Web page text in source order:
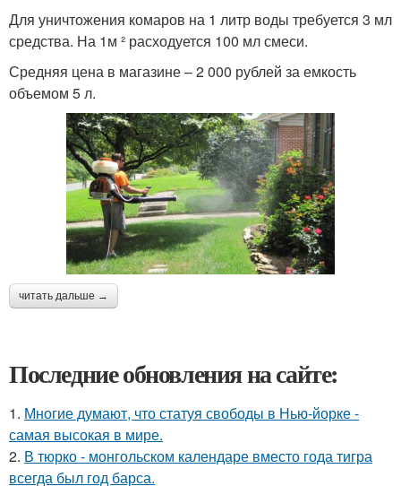
Для уничтожения комаров на 1 литр воды требуется 3 мл
средства. На 1м ² расходуется 100 мл смеси.
Средняя цена в магазине – 2 000 рублей за емкость
объемом 5 л.
читать дальше →
Последние обновления на сайте:
1. Многие думают, что статуя свободы в Нью-йорке -
самая высокая в мире.
2. В тюрко - монгольском календаре вместо года тигра
всегда был год барса.